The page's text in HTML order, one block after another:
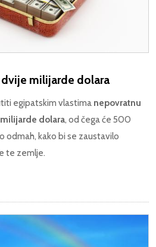
milijarde dolara
egipatskim vlastima nepovratnu
dolara, od čega će 500
odmah, kako bi se zaustavilo
te zemlje.